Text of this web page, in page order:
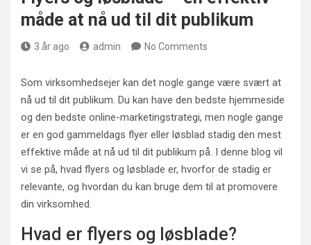
måde at nå ud til dit publikum
3 år ago admin No Comments
Som virksomhedsejer kan det nogle gange være svært at
nå ud til dit publikum. Du kan have den bedste hjemmeside
og den bedste online-marketingstrategi, men nogle gange
er en god gammeldags flyer eller løsblad stadig den mest
effektive måde at nå ud til dit publikum på. I denne blog vil
vi se på, hvad flyers og løsblade er, hvorfor de stadig er
relevante, og hvordan du kan bruge dem til at promovere
din virksomhed.
Hvad er flyers og løsblade?